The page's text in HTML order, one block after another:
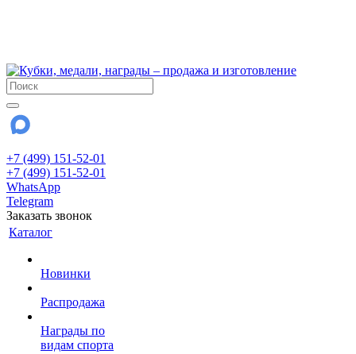
+7 (499) 151-52-01
+7 (499) 151-52-01
WhatsApp
Telegram
Заказать звонок
Каталог
Новинки
Распродажа
Награды по
видам спорта